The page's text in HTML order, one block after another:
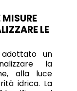
LE
un
la
alla luce
idrica. La